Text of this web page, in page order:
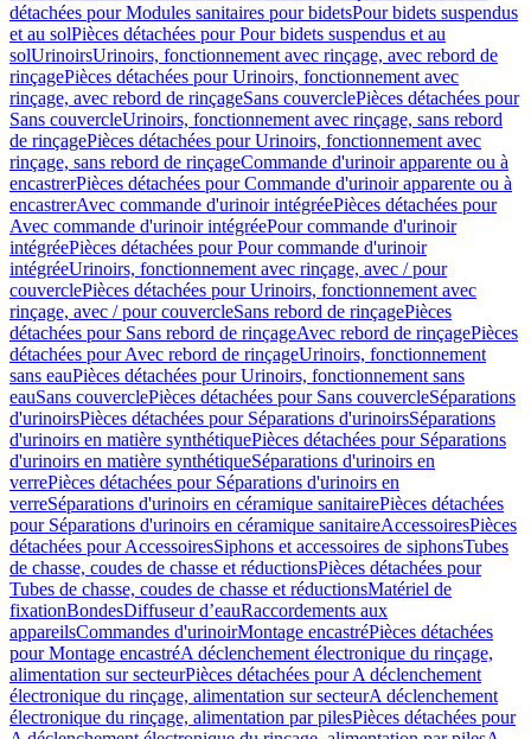
détachées pour Modules sanitaires pour bidetsPour bidets suspendus
et au solPièces détachées pour Pour bidets suspendus et au
solUrinoirsUrinoirs, fonctionnement avec rinçage, avec rebord de
rinçagePièces détachées pour Urinoirs, fonctionnement avec
rinçage, avec rebord de rinçageSans couverclePièces détachées pour
Sans couvercleUrinoirs, fonctionnement avec rinçage, sans rebord
de rinçagePièces détachées pour Urinoirs, fonctionnement avec
rinçage, sans rebord de rinçageCommande d'urinoir apparente ou à
encastrerPièces détachées pour Commande d'urinoir apparente ou à
encastrerAvec commande d'urinoir intégréePièces détachées pour
Avec commande d'urinoir intégréePour commande d'urinoir
intégréePièces détachées pour Pour commande d'urinoir
intégréeUrinoirs, fonctionnement avec rinçage, avec / pour
couverclePièces détachées pour Urinoirs, fonctionnement avec
rinçage, avec / pour couvercleSans rebord de rinçagePièces
détachées pour Sans rebord de rinçageAvec rebord de rinçagePièces
détachées pour Avec rebord de rinçageUrinoirs, fonctionnement
sans eauPièces détachées pour Urinoirs, fonctionnement sans
eauSans couverclePièces détachées pour Sans couvercleSéparations
d'urinoirsPièces détachées pour Séparations d'urinoirsSéparations
d'urinoirs en matière synthétiquePièces détachées pour Séparations
d'urinoirs en matière synthétiqueSéparations d'urinoirs en
verrePièces détachées pour Séparations d'urinoirs en
verreSéparations d'urinoirs en céramique sanitairePièces détachées
pour Séparations d'urinoirs en céramique sanitaireAccessoiresPièces
détachées pour AccessoiresSiphons et accessoires de siphonsTubes
de chasse, coudes de chasse et réductionsPièces détachées pour
Tubes de chasse, coudes de chasse et réductionsMatériel de
fixationBondesDiffuseur d’eauRaccordements aux
appareilsCommandes d'urinoirMontage encastréPièces détachées
pour Montage encastréA déclenchement électronique du rinçage,
alimentation sur secteurPièces détachées pour A déclenchement
électronique du rinçage, alimentation sur secteurA déclenchement
électronique du rinçage, alimentation par pilesPièces détachées pour